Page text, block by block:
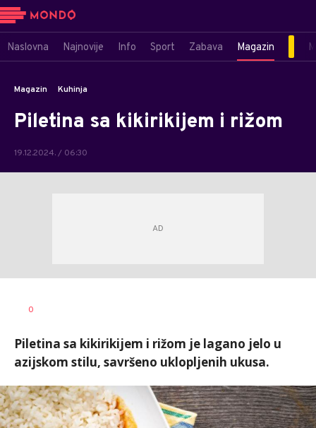
Naslovna Najnovije Info Sport Zabava Magazin
Magazin Kuhinja
Piletina sa kikirikijem i rižom
19.12.2024. / 06:30
0
Piletina sa kikirikijem i rižom je lagano jelo u
azijskom stilu, savršeno uklopljenih ukusa.